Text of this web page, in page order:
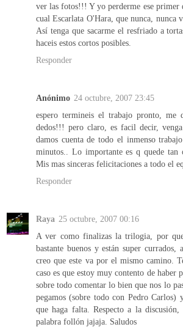
ver las fotos!!! Y yo perderme ese primer
cual Escarlata O'Hara, que nunca, nunca
Así tenga que sacarme el resfriado a
haceis estos cortos posibles.
Responder
Anónimo 24 octubre, 2007 23:45
espero termineis el trabajo pronto, me
dedos!!! pero claro, es facil decir,
damos cuenta de todo el inmenso
minutos.. Lo importante es q quede tan
Mis mas sinceras felicitaciones a todo el
Responder
Raya 25 octubre, 2007 00:16
A ver como finalizas la trilogia, por
bastante buenos y están super currados,
creo que este va por el mismo camino.
caso es que estoy muy contento de haber
sobre todo comentar lo bien que nos lo
pegamos (sobre todo con Pedro Carlos)
que haga falta. Respecto a la
palabra follón jajaja. Saludos